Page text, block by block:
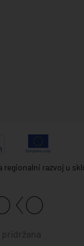
razvoj u
pridržana